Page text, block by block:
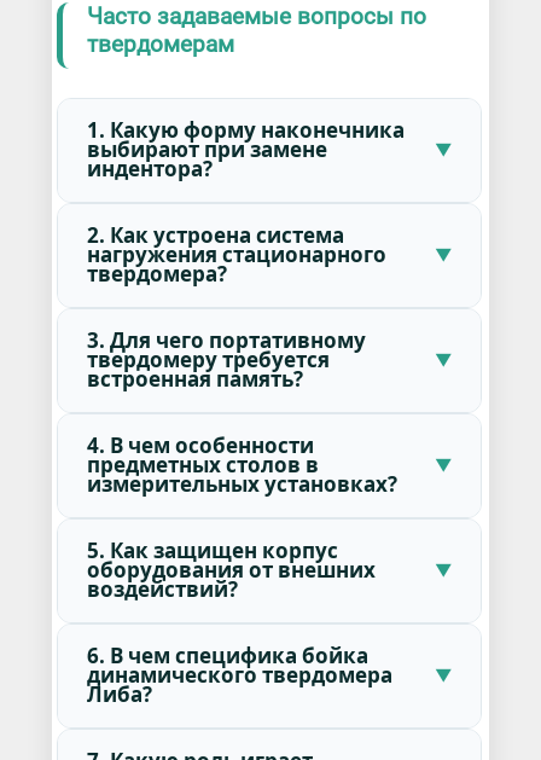
Часто задаваемые вопросы по
твердомерам
1. Какую форму наконечника
выбирают при замене
индентора?
2. Как устроена система
нагружения стационарного
твердомера?
3. Для чего портативному
твердомеру требуется
встроенная память?
4. В чем особенности
предметных столов в
измерительных установках?
5. Как защищен корпус
оборудования от внешних
воздействий?
6. В чем специфика бойка
динамического твердомера
Либа?